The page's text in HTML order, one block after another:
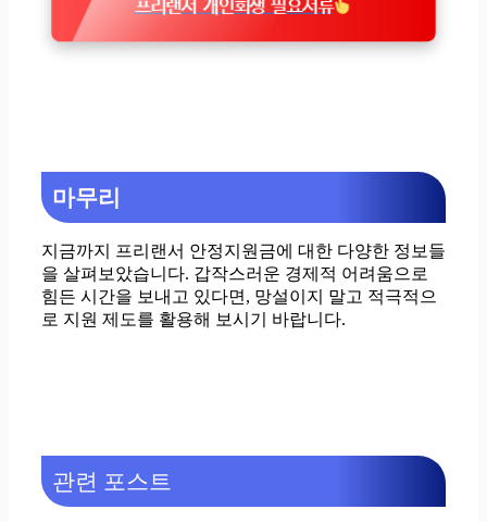
프리랜서 개인회생 필요서류
마무리
지금까지 프리랜서 안정지원금에 대한 다양한 정보들
을 살펴보았습니다. 갑작스러운 경제적 어려움으로
힘든 시간을 보내고 있다면, 망설이지 말고 적극적으
로 지원 제도를 활용해 보시기 바랍니다.
관련 포스트